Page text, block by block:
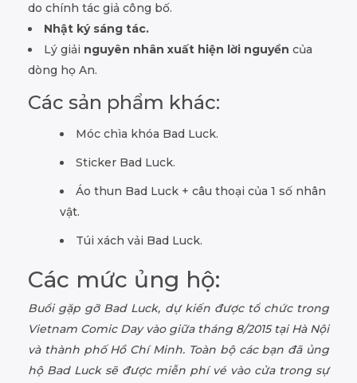
do chính tác giả công bố.
Nhật ký sáng tác.
Lý giải nguyên nhân xuất hiện lời nguyền của
dòng họ An.
Các sản phẩm khác:
Móc chìa khóa Bad Luck.
Sticker Bad Luck.
Áo thun Bad Luck + câu thoại của 1 số nhân
vật.
Túi xách vải Bad Luck.
Các mức ủng hộ:
Buổi gặp gỡ Bad Luck, dự kiến được tổ chức trong
Vietnam Comic Day vào giữa tháng 8/2015 tại Hà Nội
và thành phố Hồ Chí Minh. Toàn bộ các bạn đã ủng
hộ Bad Luck sẽ được miễn phí vé vào cửa trong sự